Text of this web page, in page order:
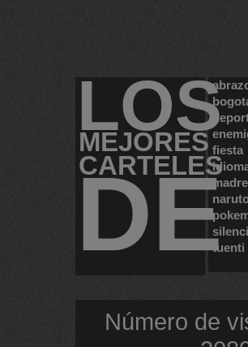
LOS
MEJORES
CARTELES
DE
fiesta
madre
tuenti
Número de